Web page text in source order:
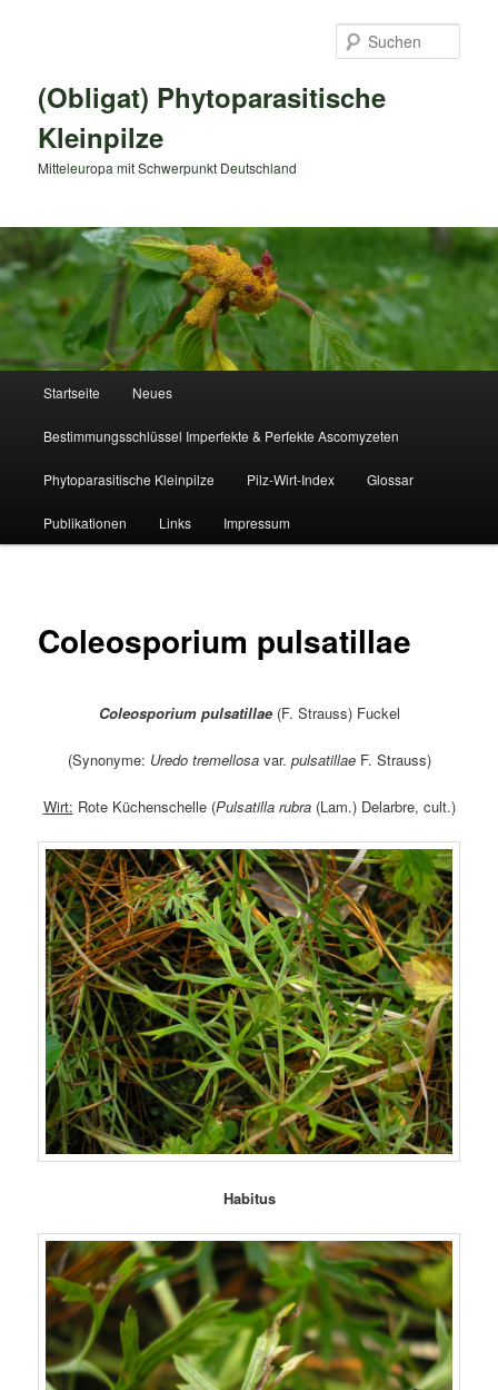
(Obligat) Phytoparasitische
Kleinpilze
Mitteleuropa mit Schwerpunkt Deutschland
Startseite Neues
Bestimmungsschlüssel Imperfekte & Perfekte Ascomyzeten
Phytoparasitische Kleinpilze Pilz-Wirt-Index Glossar
Publikationen Links Impressum
Coleosporium pulsatillae
Coleosporium pulsatillae(F. Strauss) Fuckel
(Synonyme: Uredo tremellosavar. pulsatillaeF. Strauss)
Wirt: Rote Küchenschelle (Pulsatilla rubra(Lam.) Delarbre, cult.)
Habitus